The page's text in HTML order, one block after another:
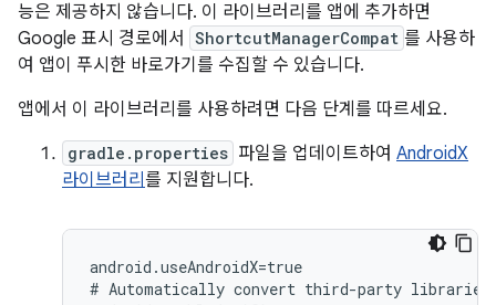
능은 제공하지 않습니다. 이 라이브러리를 앱에 추가하면
Google 표시 경로에서
ShortcutManagerCompat 를 사용하
여 앱이 푸시한 바로가기를 수집할 수 있습니다.
앱에서 이 라이브러리를 사용하려면 다음 단계를 따르세요.
gradle.properties 파일을 업데이트하여 AndroidX
라이브러리 를 지원합니다.
android.useAndroidX=true
# Automatically convert third-party libraries